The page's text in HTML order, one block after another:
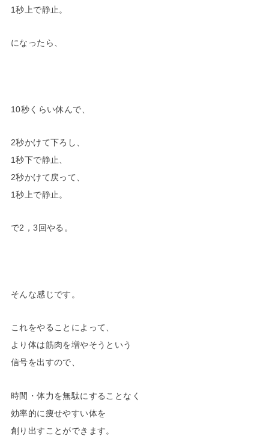
1秒上で静止。
になったら、
10秒くらい休んで、
2秒かけて下ろし、
1秒下で静止、
2秒かけて戻って、
1秒上で静止。
で2，3回やる。
そんな感じです。
これをやることによって、
より体は筋肉を増やそうという
信号を出すので、
時間・体力を無駄にすることなく
効率的に痩せやすい体を
創り出すことができます。